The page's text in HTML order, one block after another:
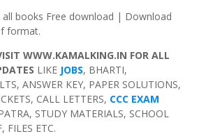
all books Free download | Download
format.
WWW.KAMALKING.IN FOR ALL
LIKE JOBS, BHARTI,
ANSWER KEY, PAPER SOLUTIONS,
CALL LETTERS, CCC EXAM
STUDY MATERIALS, SCHOOL
FILES ETC.